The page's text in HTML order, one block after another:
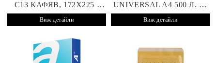
C13 КАФЯВ, 172X225 /
150X215 MM, СТИКЕР
Виж детайли
UNIVERSAL A4 500 Л. 80
G/M2
Виж детайли